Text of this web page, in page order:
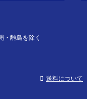
離島を除く
送料について